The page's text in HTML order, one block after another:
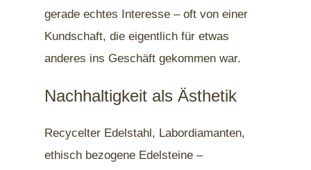
gerade echtes Interesse – oft von einer
Kundschaft, die eigentlich für etwas
anderes ins Geschäft gekommen war.
Nachhaltigkeit als Ästhetik
Recycelter Edelstahl, Labordiamanten,
ethisch bezogene Edelsteine –